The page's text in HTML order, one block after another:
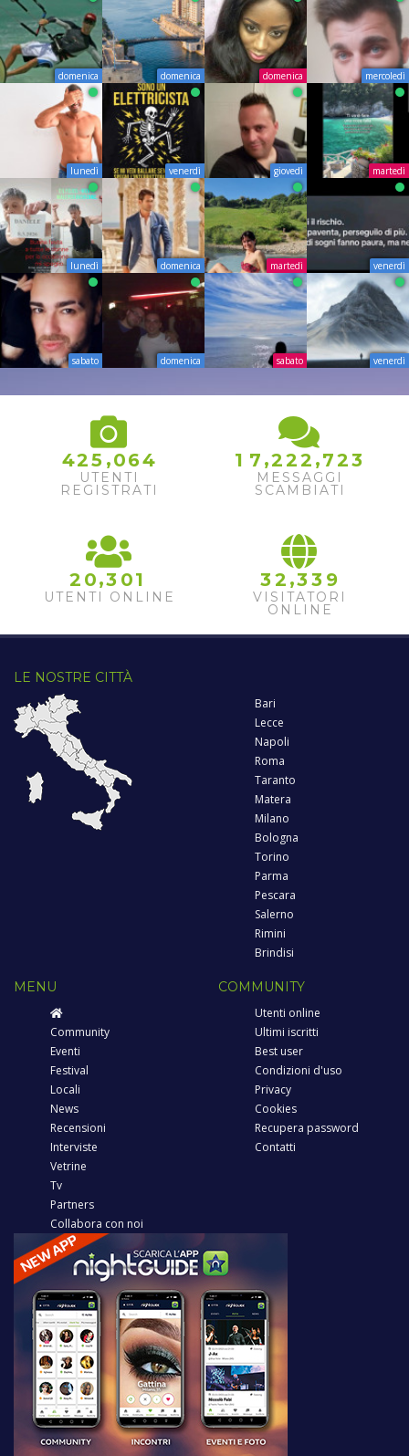
domenica domenica domenica mercoledì
lunedì venerdì giovedì martedì
lunedì domenica martedì venerdì
sabato domenica sabato venerdì
425 ,064
UTENTI
REGISTRATI
1 7 ,222 ,723
MESSAGGI
SCAMBIATI
2 0,3 01
UTENTI ONLINE
32 ,33 9
VISITATORI
ONLINE
LE NOSTRE CITTÀ
Bari
Lecce
Napoli
Roma
Taranto
Matera
Milano
Bologna
Torino
Parma
Pescara
Salerno
Rimini
Brindisi
MENU
Community
Eventi
Festival
Locali
News
Recensioni
Interviste
Vetrine
Tv
Partners
Collabora con noi
COMMUNITY
Utenti online
Ultimi iscritti
Best user
Condizioni d'uso
Privacy
Cookies
Recupera password
Contatti